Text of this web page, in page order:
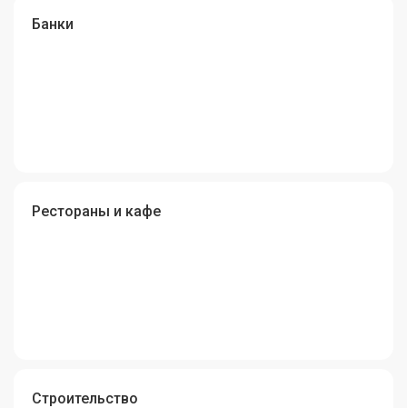
Банки
Рестораны и кафе
Строительство